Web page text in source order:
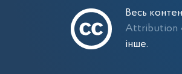
Весь
Attribution
інше.